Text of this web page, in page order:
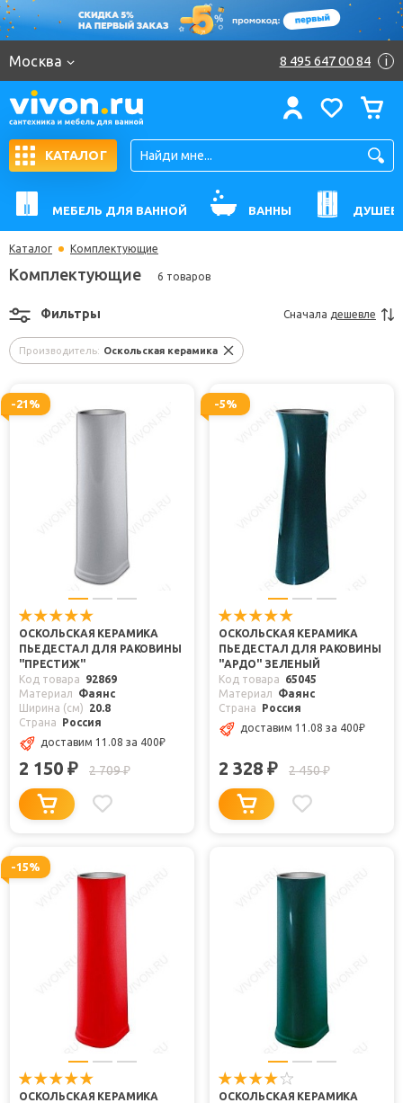
Москва 8 495 647 00 84 i
КАТАЛОГ
МЕБЕЛЬ ДЛЯ ВАННОЙ ВАННЫ
Каталог Комплектующие
Комплектующие 6 товаров
Производитель: Оскольская керамика
Фильтры Сначала дешевле
-21%
ОСКОЛЬСКАЯ КЕРАМИКА
ПЬЕДЕСТАЛ ДЛЯ РАКОВИНЫ
"ПРЕСТИЖ"
Код товара
92869
Материал
Фаянс
Ширина (см)
20.8
Страна
Россия
доставим 11.08 за 400₽
2 150 ₽ 2 709₽
-5%
ОСКОЛЬСКАЯ КЕРАМИКА
ПЬЕДЕСТАЛ ДЛЯ РАКОВИНЫ
"АРДО" ЗЕЛЕНЫЙ
Код товара
65045
Материал
Фаянс
Страна
Россия
доставим 11.08 за 400₽
2 328 ₽ 2 450₽
-15%
ОСКОЛЬСКАЯ КЕРАМИКА
ОСКОЛЬСКАЯ КЕРАМИКА